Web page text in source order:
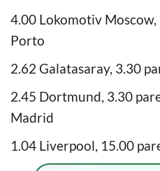
4.00 Lokomotiv Moscow,
Porto
2.62 Galatasaray, 3.30
2.45 Dortmund, 3.30
Madrid
1.04 Liverpool, 15.00